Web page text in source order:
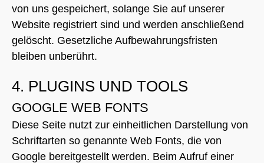
von uns gespeichert, solange Sie auf unserer
Website registriert sind und werden anschließend
gelöscht. Gesetzliche Aufbewahrungsfristen
bleiben unberührt.
4. PLUGINS UND TOOLS
GOOGLE WEB FONTS
Diese Seite nutzt zur einheitlichen Darstellung von
Schriftarten so genannte Web Fonts, die von
Google bereitgestellt werden. Beim Aufruf einer